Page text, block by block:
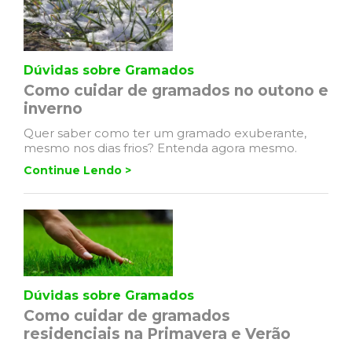
Dúvidas sobre Gramados
Como cuidar de gramados no outono e
inverno
Quer saber como ter um gramado exuberante,
mesmo nos dias frios? Entenda agora mesmo.
Continue Lendo >
Dúvidas sobre Gramados
Como cuidar de gramados
residenciais na Primavera e Verão